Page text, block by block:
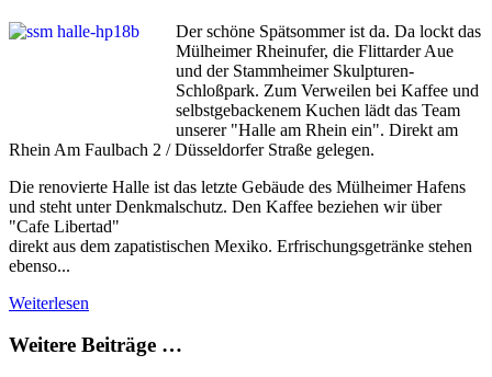
Der schöne Spätsommer ist da. Da lockt das
Mülheimer Rheinufer, die Flittarder Aue
und der Stammheimer Skulpturen-
Schloßpark. Zum Verweilen bei Kaffee und
selbstgebackenem Kuchen lädt das Team
unserer "Halle am Rhein ein". Direkt am
Rhein Am Faulbach 2 / Düsseldorfer Straße gelegen.
Die renovierte Halle ist das letzte Gebäude des Mülheimer Hafens
und steht unter Denkmalschutz. Den Kaffee beziehen wir über
"Cafe Libertad"
direkt aus dem zapatistischen Mexiko. Erfrischungsgetränke stehen
ebenso...
Weiterlesen
Weitere Beiträge …